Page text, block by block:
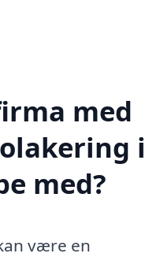
med
i
med?
være en